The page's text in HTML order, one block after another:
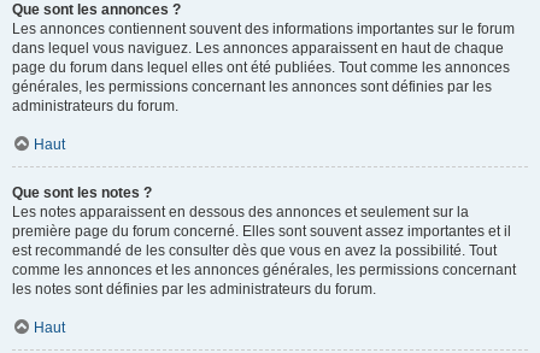
Que sont les annonces ?
Les annonces contiennent souvent des informations importantes sur le forum
dans lequel vous naviguez. Les annonces apparaissent en haut de chaque
page du forum dans lequel elles ont été publiées. Tout comme les annonces
générales, les permissions concernant les annonces sont définies par les
administrateurs du forum.
Haut
Que sont les notes ?
Les notes apparaissent en dessous des annonces et seulement sur la
première page du forum concerné. Elles sont souvent assez importantes et il
est recommandé de les consulter dès que vous en avez la possibilité. Tout
comme les annonces et les annonces générales, les permissions concernant
les notes sont définies par les administrateurs du forum.
Haut